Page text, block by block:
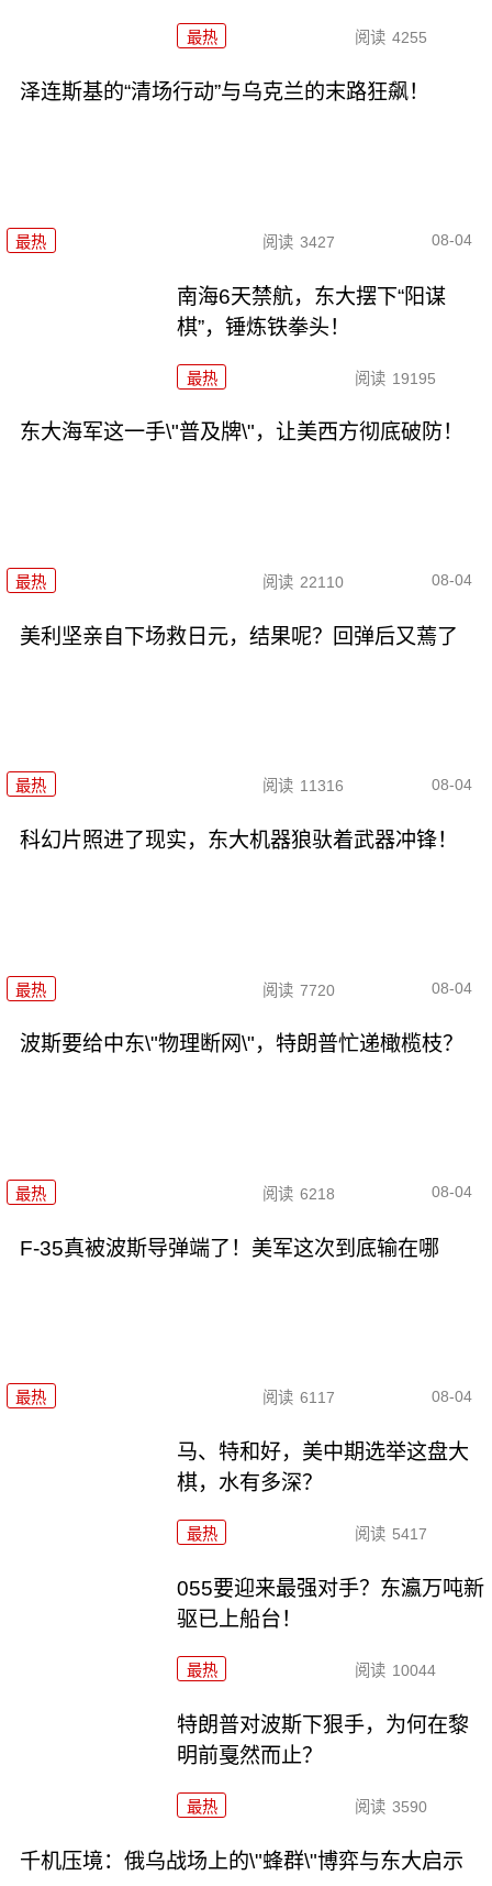
最热 阅读 4255
泽连斯基的“清场行动”与乌克兰的末路狂飙！
最热 阅读 3427 08-04
南海6天禁航，东大摆下“阳谋
棋”，锤炼铁拳头！
最热 阅读 19195
东大海军这一手\"普及牌\"，让美西方彻底破防！
最热 阅读 22110 08-04
美利坚亲自下场救日元，结果呢？回弹后又蔫了
最热 阅读 11316 08-04
科幻片照进了现实，东大机器狼驮着武器冲锋！
最热 阅读 7720 08-04
波斯要给中东\"物理断网\"，特朗普忙递橄榄枝？
最热 阅读 6218 08-04
F-35真被波斯导弹端了！美军这次到底输在哪
最热 阅读 6117 08-04
马、特和好，美中期选举这盘大
棋，水有多深？
最热 阅读 5417
055要迎来最强对手？东瀛万吨新
驱已上船台！
最热 阅读 10044
特朗普对波斯下狠手，为何在黎
明前戛然而止？
最热 阅读 3590
千机压境：俄乌战场上的\"蜂群\"博弈与东大启示